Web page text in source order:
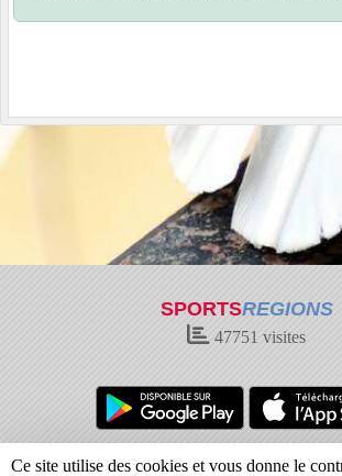
SPORTSREGIONS
47751 visites
Charte cookies
Gestion des
Ce site utilise des cookies et vous donne le